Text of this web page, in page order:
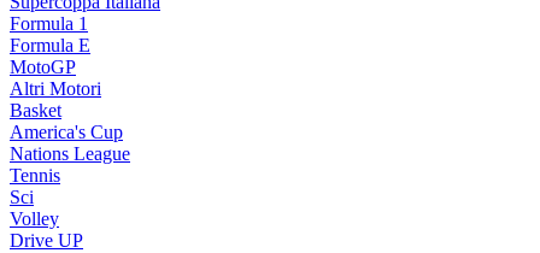
Formula 1
Formula E
MotoGP
Altri Motori
Basket
America's Cup
Nations League
Tennis
Sci
Volley
Drive UP